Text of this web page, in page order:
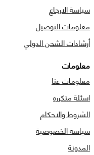
سياسة الارجاع
معلومات التوصيل
أرشادات الشحن الدولي
معلومات
معلومات عنا
اسئلة متكرره
الشروط والاحكام
سياسة الخصوصية
المدونة